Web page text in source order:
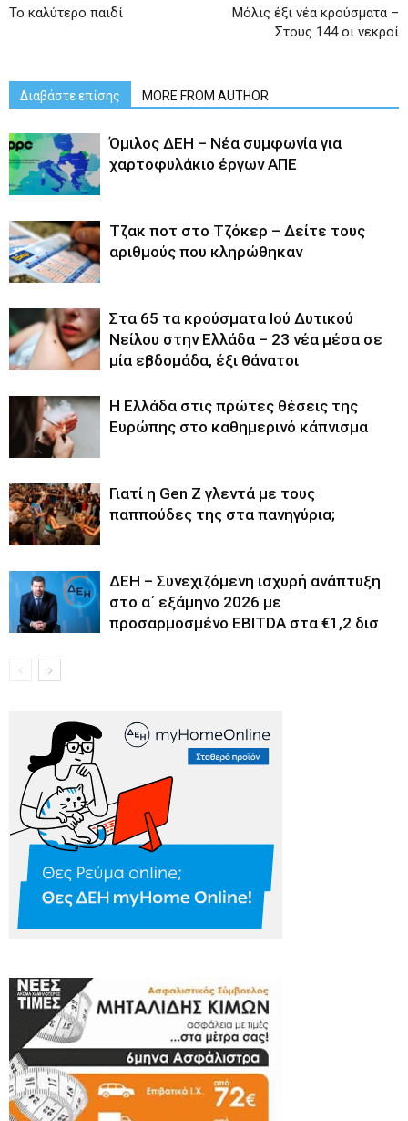
Το καλύτερο παιδί
Μόλις έξι νέα κρούσματα –
Στους 144 οι νεκροί
Διαβάστε επίσης MORE FROM AUTHOR
Όμιλος ΔΕΗ – Νέα συμφωνία για
χαρτοφυλάκιο έργων ΑΠΕ
Tζακ ποτ στο Τζόκερ – Δείτε τους
αριθμούς που κληρώθηκαν
Στα 65 τα κρούσματα Ιού Δυτικού
Νείλου στην Ελλάδα – 23 νέα μέσα σε
μία εβδομάδα, έξι θάνατοι
Η Ελλάδα στις πρώτες θέσεις της
Ευρώπης στο καθημερινό κάπνισμα
Γιατί η Gen Z γλεντά με τους
παππούδες της στα πανηγύρια;
ΔΕΗ – Συνεχιζόμενη ισχυρή ανάπτυξη
στο α΄ εξάμηνο 2026 με
προσαρμοσμένο EBITDA στα €1,2 δισ